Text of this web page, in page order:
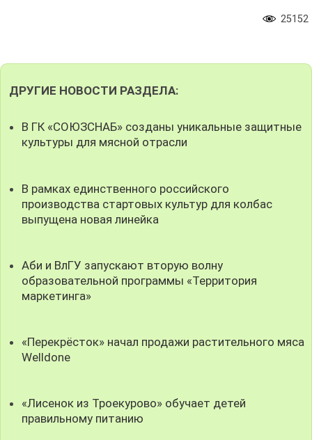
25152
ДРУГИЕ НОВОСТИ РАЗДЕЛА:
В ГК «СОЮЗСНАБ» созданы уникальные защитные
культуры для мясной отрасли
В рамках единственного российского
производства стартовых культур для колбас
выпущена новая линейка
Аби и ВлГУ запускают вторую волну
образовательной программы «Территория
маркетинга»
«Перекрёсток» начал продажи растительного мяса
Welldone
«Лисенок из Троекурово» обучает детей
правильному питанию